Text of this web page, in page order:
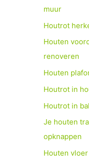
muur
Houtrot
Houten
renoveren
Houten
Houtrot in
Houtrot in
Je houten
opknappen
Houten